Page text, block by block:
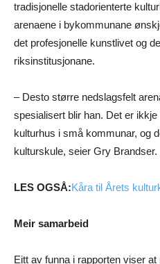
tradisjonelle stadorienterte
arenaene i bykommunane
det profesjonelle kunstlivet og
riksinstitusjonane.
– Desto større nedslagsfelt
spesialisert blir han. Det er
kulturhus i små kommunar, og
kulturskule, seier Gry Brandser.
LES OGSÅ:Kåra til Årets
Meir samarbeid
Eitt av funna i rapporten viser